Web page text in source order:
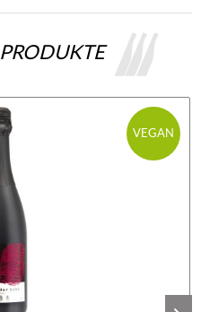
PRODUKTE
VEGAN